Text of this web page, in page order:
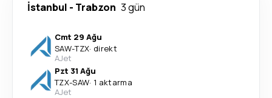
İstanbul - Trabzon 3 gün
Cmt 29 Ağu
SAW-TZX· direkt
AJet
Pzt 31 Ağu
TZX-SAW· 1 aktarma
AJet